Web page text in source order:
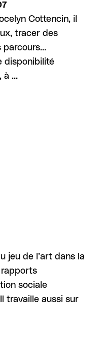
Cottencin, il
tracer des
parcours…
disponibilité
à …
jeu de l’art dans la
rapports
sociale
travaille aussi sur